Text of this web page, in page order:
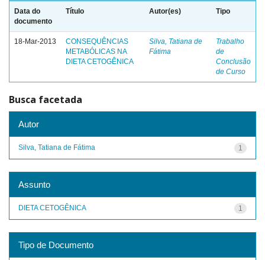
Data do
documento
Título Autor(es) Tipo
18-Mar-2013
CONSEQUÊNCIAS
METABÓLICAS NA
DIETA CETOGÊNICA
Silva, Tatiana de
Fátima
Trabalho
de
Conclusão
de Curso
Busca facetada
Autor
1
Silva, Tatiana de Fátima
Assunto
1
DIETA CETOGÊNICA
Tipo de Documento